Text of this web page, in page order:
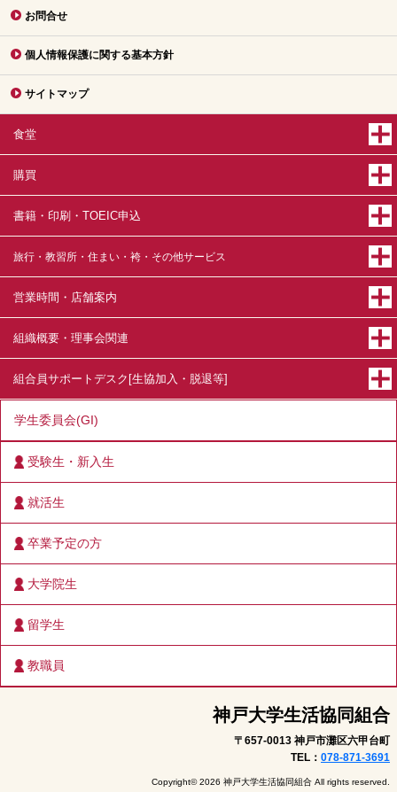
お問合せ
個人情報保護に関する基本方針
サイトマップ
食堂
購買
書籍・印刷・TOEIC申込
旅行・教習所・住まい・袴・その他サービス
営業時間・店舗案内
組織概要・理事会関連
組合員サポートデスク[生協加入・脱退等]
学生委員会(GI)
受験生・新入生
就活生
卒業予定の方
大学院生
留学生
教職員
神戸大学生活協同組合
〒657-0013 神戸市灘区六甲台町
TEL： 078-871-3691
Copyright© 2026 神戸大学生活協同組合 All rights reserved.